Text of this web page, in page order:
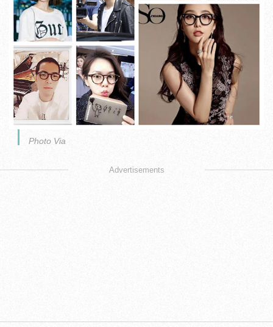
Photo Via
Advertisements